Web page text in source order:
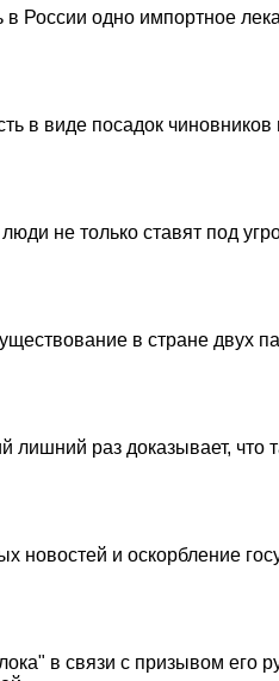
в России одно импортное
в виде посадок
не только ставят под
в стране двух
лишний раз доказывает, что
новостей и оскорбление
в связи с призывом его